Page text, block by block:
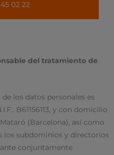
02 22
del tratamiento de
los datos personales es
B61156113, y con domicilio
(Barcelona), así como
los subdominios y directorios
conjuntamente